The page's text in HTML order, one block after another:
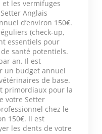
et les vermifuges
Anglais
d’environ 150€.
(check-up,
essentiels pour
santé potentiels.
an. Il est
un budget annuel
de base.
primordiaux pour la
votre Setter
chez le
150€. Il est
les dents de votre